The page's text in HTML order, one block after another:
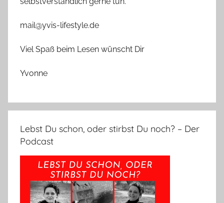
mail@yvis-lifestyle.de
Viel Spaß beim Lesen wünscht Dir
Yvonne
Lebst Du schon, oder stirbst Du noch? – Der
Podcast